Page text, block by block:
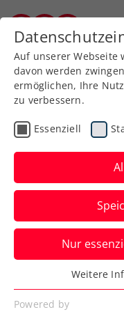
Zurück zur
Turniere
Drei ÖTV-
2025
ÖTV TV
Die
noch bis 17.
Auf unserer Webseite
davon werden
ermöglichen, Ihre
zu verbessern.
Essenziell
Nur
Essenziell
Essenzielle Cookies
Weitere
Powered by